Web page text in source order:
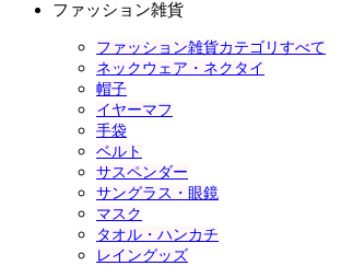
ファッション雑貨
ファッション雑貨カテゴリすべて
ネックウェア・ネクタイ
帽子
イヤーマフ
手袋
ベルト
サスペンダー
サングラス・眼鏡
マスク
タオル・ハンカチ
レイングッズ